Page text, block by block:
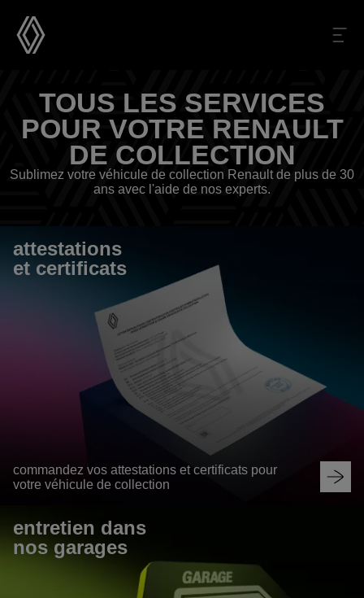
TOUS LES SERVICES
POUR VOTRE RENAULT
DE COLLECTION
Sublimez votre véhicule de collection Renault de plus de 30
ans avec l'aide de nos experts.
attestations
et certificats
commandez vos attestations et certificats pour
votre véhicule de collection
entretien dans
nos garages